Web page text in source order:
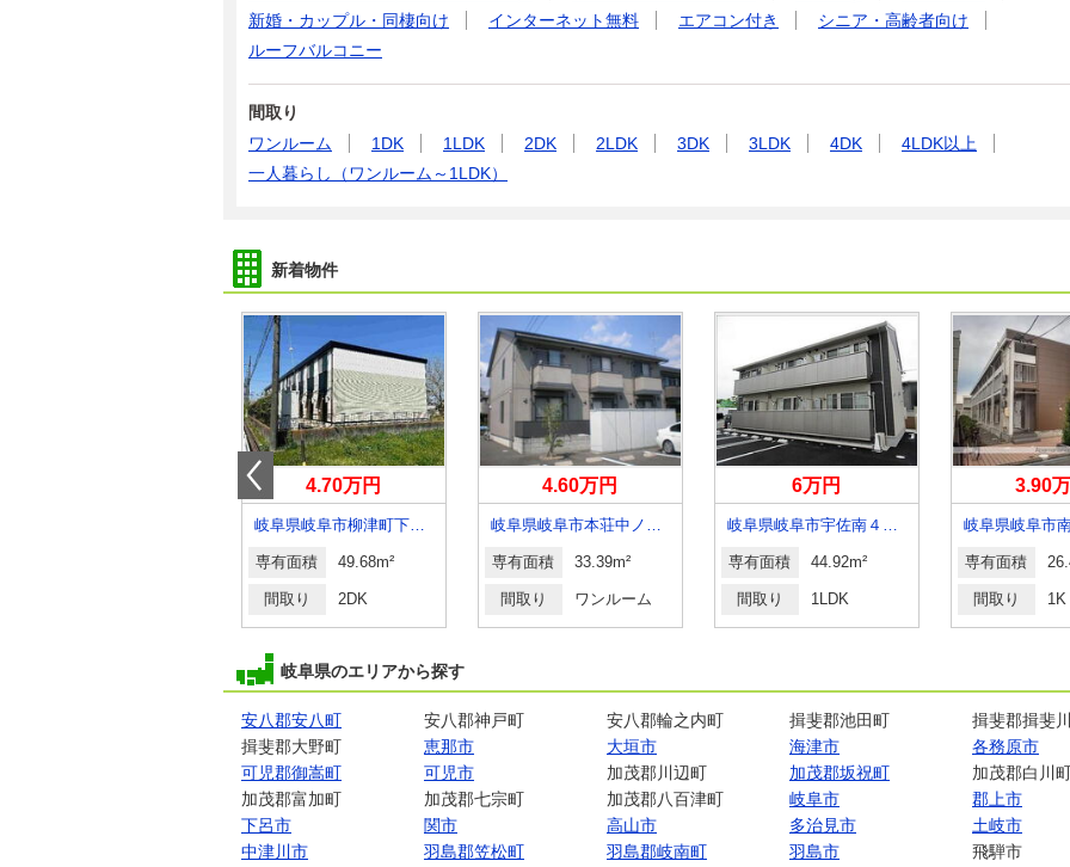
新婚・カップル・同棲向け
インターネット無料 エアコン付き
シニア・高齢者向け
ルーフバルコニー
間取り
ワンルーム
1DK 1LDK 2DK 2LDK 3DK 3LDK 4DK
4LDK以上
一人暮らし（ワンルーム～1LDK）
新着物件
4.70万円
岐阜県岐阜市柳津町下佐波７
専有面積 49.68m²
間取り 2DK
4.60万円
岐阜県岐阜市本荘中ノ町１０丁目
専有面積 33.39m²
間取り ワンルーム
6万円
岐阜県岐阜市宇佐南４丁目
専有面積 44.92m²
間取り 1LDK
3.90
岐阜県岐阜市
専有面積
間取り 1K
岐阜県のエリアから探す
安八郡安八町 安八郡神戸町 安八郡輪之内町 揖斐郡池田町
揖斐郡揖斐
揖斐郡大野町
恵那市 大垣市 海津市
各務原市
可児郡御嵩町
可児市 加茂郡川辺町 加茂郡坂祝町
加茂郡白川
加茂郡富加町
加茂郡七宗町 加茂郡八百津町 岐阜市
郡上市
下呂市
関市 高山市 多治見市
土岐市
中津川市
羽島郡笠松町 羽島郡岐南町 羽島市
飛騨市